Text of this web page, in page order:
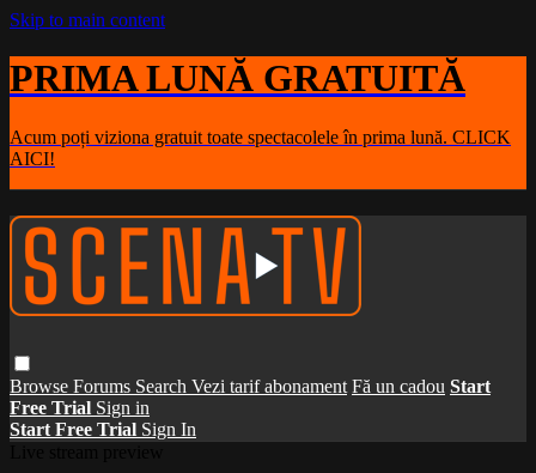
Skip to main content
PRIMA LUNĂ GRATUITĂ
Acum poți viziona gratuit toate spectacolele în prima lună. CLICK
AICI!
Browse Forums Search Vezi tarif abonament Fă un cadou Start
Free Trial Sign in
Start Free Trial Sign In